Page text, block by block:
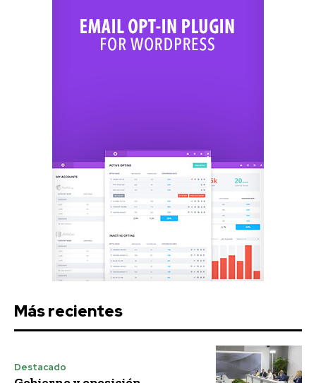
Más recientes
Destacado